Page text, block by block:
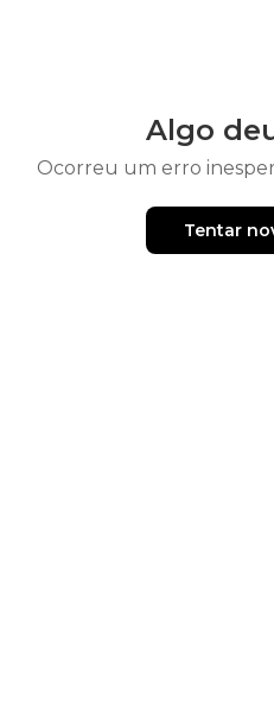
Algo
Ocorreu um erro
Tentar